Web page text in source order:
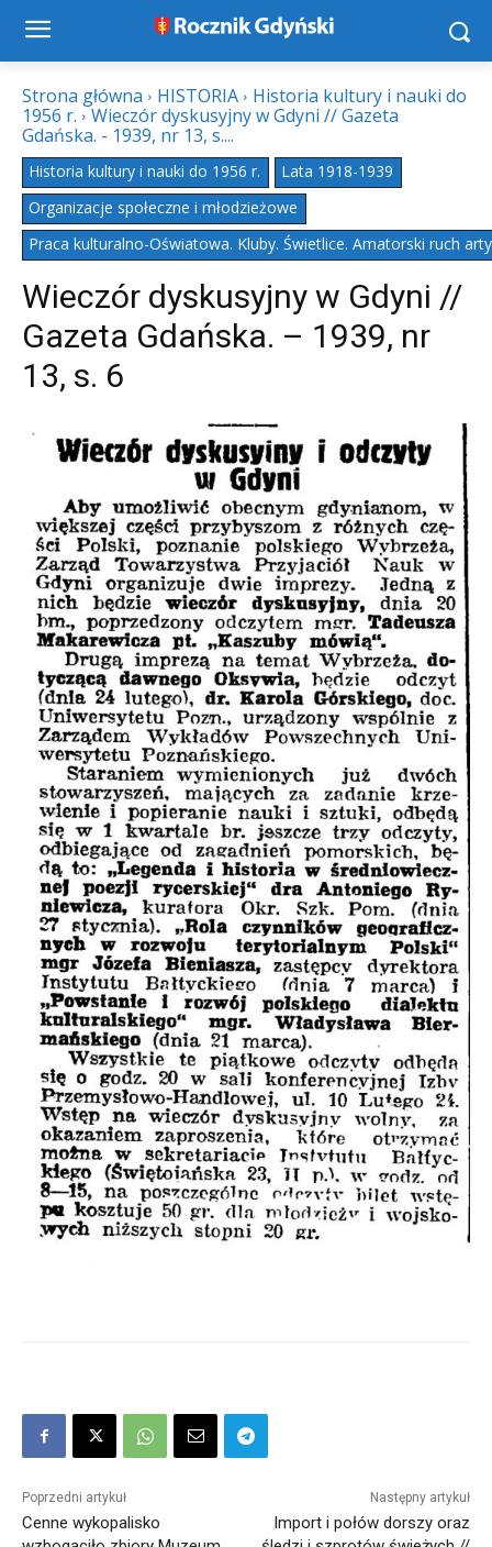
Strona główna HISTORIA
Historia kultury i nauki do
1956 r.
Wieczór dyskusyjny w Gdyni // Gazeta
Gdańska. - 1939, nr 13, s....
Historia kultury i nauki do 1956 r.
Lata 1918-1939
Organizacje społeczne i młodzieżowe
Praca kulturalno-Oświatowa. Kluby. Świetlice. Amatorski ruch
Wieczór dyskusyjny w Gdyni //
Gazeta Gdańska. – 1939, nr
13, s. 6
Poprzedni artykuł
Cenne wykopalisko
Następny artykuł
Import i połów dorszy oraz